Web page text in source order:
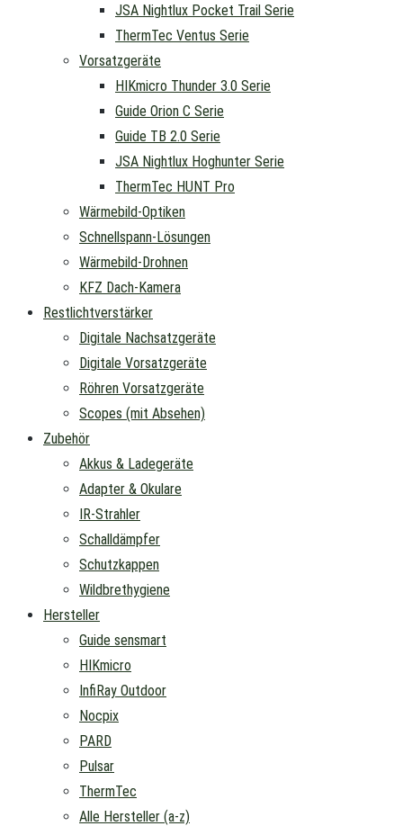
JSA Nightlux Pocket Trail Serie
ThermTec Ventus Serie
Vorsatzgeräte
HIKmicro Thunder 3.0 Serie
Guide Orion C Serie
Guide TB 2.0 Serie
JSA Nightlux Hoghunter Serie
ThermTec HUNT Pro
Wärmebild-Optiken
Schnellspann-Lösungen
Wärmebild-Drohnen
KFZ Dach-Kamera
Restlichtverstärker
Digitale Nachsatzgeräte
Digitale Vorsatzgeräte
Röhren Vorsatzgeräte
Scopes (mit Absehen)
Zubehör
Akkus & Ladegeräte
Adapter & Okulare
IR-Strahler
Schalldämpfer
Schutzkappen
Wildbrethygiene
Hersteller
Guide sensmart
HIKmicro
InfiRay Outdoor
Nocpix
PARD
Pulsar
ThermTec
Alle Hersteller (a-z)